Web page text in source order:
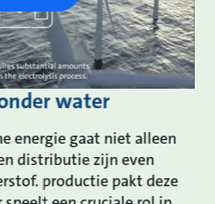
water
energie gaat niet alleen
distributie zijn even
productie pakt deze